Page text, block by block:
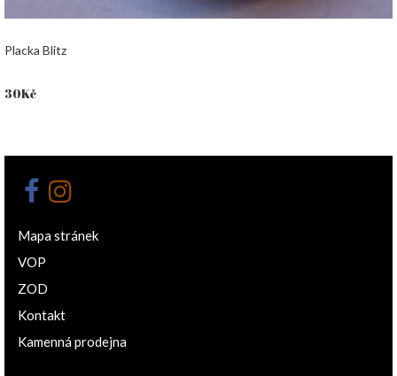
Placka Blitz
30Kč
Mapa stránek
VOP
ZOD
Kontakt
Kamenná prodejna